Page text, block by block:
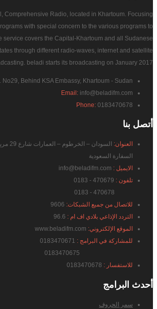
Comprehensive Radio, located in Khartoum. Focusing
with special concern to the various programs to
service covers the Capital-Khartoum and all Sudanese
through different radio-waves, internet and satellite
beladi starts its broadcasting on January 2017.
No29, Behind KSA Embassy, Khartoum - Sudan
Email: info@beladifm.com
Phone: 0183470678
أتصل بنا
العنوان:
السفارة السعودية
الايميل :
تلفون :
للاتصال من جميع الشبكات:
التردد الإذاعي بلادي اف ام :
الموقع الإلكتروني:
للمشاركة في البرامج :
للاستفسار :
أحدث البرامج
سمر الحروف